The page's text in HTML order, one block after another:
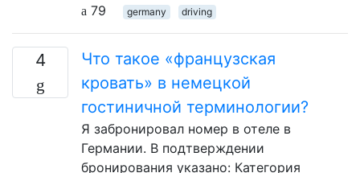
79
germany driving
4
Что такое «французская
кровать» в немецкой
гостиничной терминологии?
Я забронировал номер в отеле в
Германии. В подтверждении
бронирования указано: Категория